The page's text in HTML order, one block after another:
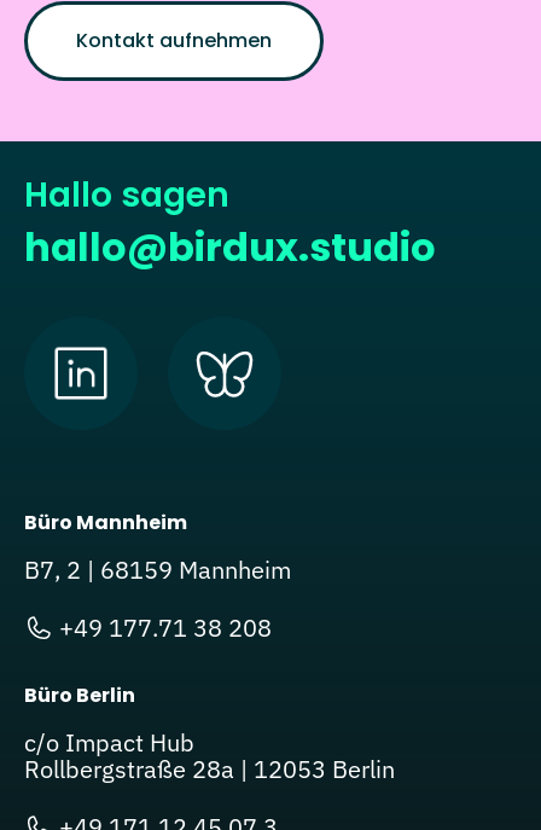
Kontakt aufnehmen
Hallo sagen
hallo@birdux.studio
Büro Mannheim
B7, 2 | 68159 Mannheim
+49 177.71 38 208
Büro Berlin
c/o Impact Hub
Rollbergstraße 28a | 12053 Berlin